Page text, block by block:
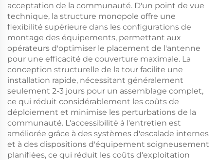
acceptation de la communauté. D'un point de vue
technique, la structure monopole offre une
flexibilité supérieure dans les configurations de
montage des équipements, permettant aux
opérateurs d'optimiser le placement de l'antenne
pour une efficacité de couverture maximale. La
conception structurelle de la tour facilite une
installation rapide, nécessitant généralement
seulement 2-3 jours pour un assemblage complet,
ce qui réduit considérablement les coûts de
déploiement et minimise les perturbations de la
communauté. L'accessibilité à l'entretien est
améliorée grâce à des systèmes d'escalade internes
et à des dispositions d'équipement soigneusement
planifiées, ce qui réduit les coûts d'exploitation